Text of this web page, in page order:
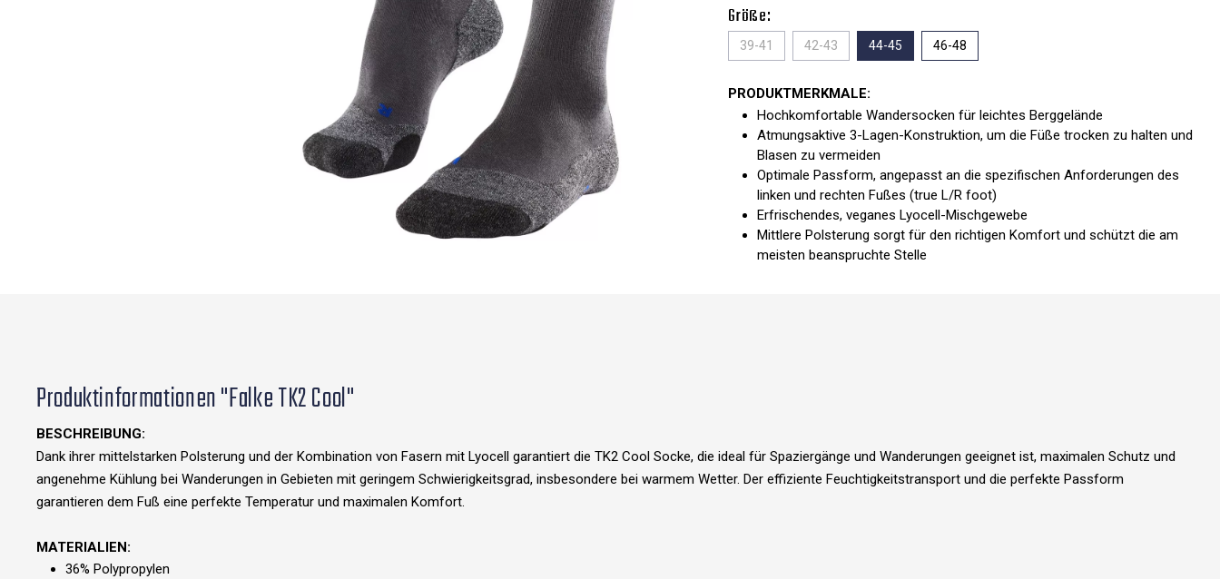
Größe:
39-41 42-43 44-45 46-48
PRODUKTMERKMALE:
Hochkomfortable Wandersocken für leichtes Berggelände
Atmungsaktive 3-Lagen-Konstruktion, um die Füße trocken zu halten und
Blasen zu vermeiden
Optimale Passform, angepasst an die spezifischen Anforderungen des
linken und rechten Fußes (true L/R foot)
Erfrischendes, veganes Lyocell-Mischgewebe
Mittlere Polsterung sorgt für den richtigen Komfort und schützt die am
meisten beanspruchte Stelle
Produktinformationen "Falke TK2 Cool"
BESCHREIBUNG:
Dank ihrer mittelstarken Polsterung und der Kombination von Fasern mit Lyocell garantiert die TK2 Cool Socke, die ideal für Spaziergänge und Wanderungen geeignet ist, maximalen Schutz und
angenehme Kühlung bei Wanderungen in Gebieten mit geringem Schwierigkeitsgrad, insbesondere bei warmem Wetter. Der effiziente Feuchtigkeitstransport und die perfekte Passform
garantieren dem Fuß eine perfekte Temperatur und maximalen Komfort.
MATERIALIEN:
36% Polypropylen